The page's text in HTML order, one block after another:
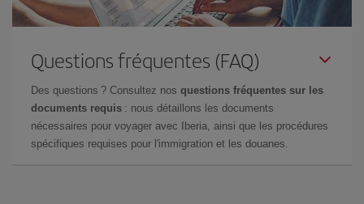
Questions fréquentes (FAQ)
Des questions ? Consultez nos questions fréquentes sur les
documents requis : nous détaillons les documents
nécessaires pour voyager avec Iberia, ainsi que les procédures
spécifiques requises pour l'immigration et les douanes.